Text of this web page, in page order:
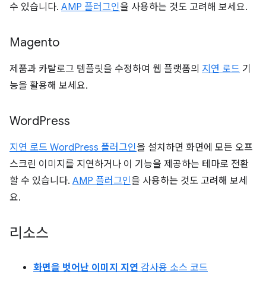
수 있습니다. AMP 플러그인을 사용하는 것도 고려해 보세요.
Magento
제품과 카탈로그 템플릿을 수정하여 웹 플랫폼의 지연 로드 기
능을 활용해 보세요.
WordPress
지연 로드 WordPress 플러그인을 설치하면 화면에 모든 오프
스크린 이미지를 지연하거나 이 기능을 제공하는 테마로 전환
할 수 있습니다. AMP 플러그인을 사용하는 것도 고려해 보세
요.
리소스
화면을 벗어난 이미지 지연 감사용 소스 코드